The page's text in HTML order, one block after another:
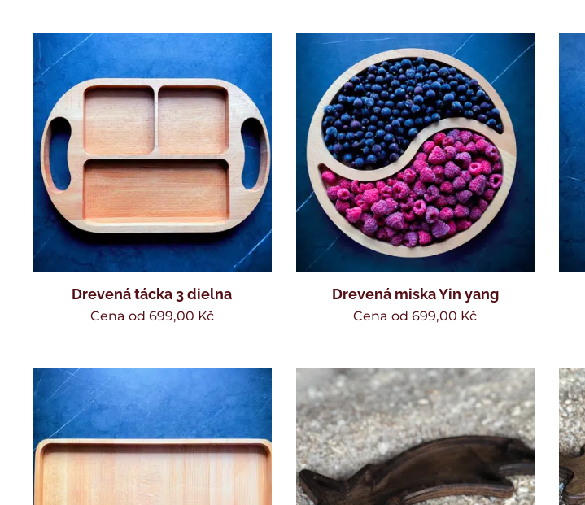
Drevená tácka 3 dielna
Cena od 699,00 Kč
Drevená miska Yin yang
Cena od699,00 Kč